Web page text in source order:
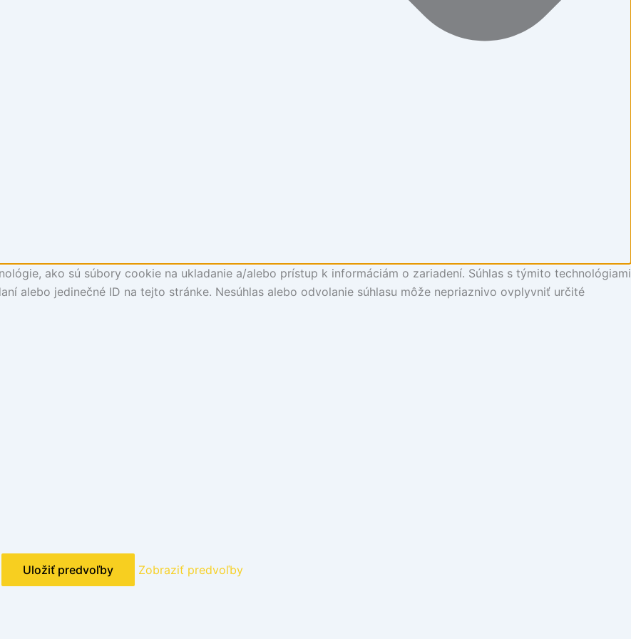
ako sú súbory cookie na ukladanie a/alebo prístup k informáciám o zariadení. Súhlas s týmito technológiami
alebo jedinečné ID na tejto stránke. Nesúhlas alebo odvolanie súhlasu môže nepriaznivo ovplyvniť určité
Uložiť predvoľby
Zobraziť predvoľby